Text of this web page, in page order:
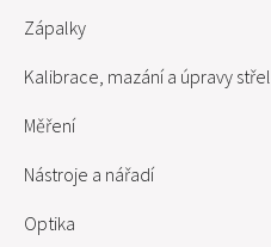
Zápalky
Kalibrace, mazání a úpravy střel
Měření
Nástroje a nářadí
Optika